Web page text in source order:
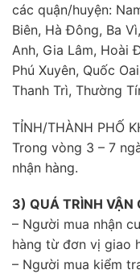
các quận/huyện:
Biên, Hà Đông, Ba
Anh, Gia Lâm, Hoài
Phú Xuyên, Quốc
Thanh Trì, Thường
TỈNH/THÀNH PHỐ
Trong vòng 3 – 7
nhận hàng.
3) QUÁ TRÌNH VẬN
– Người mua nhận
hàng từ đơn vị giao
– Người mua kiểm